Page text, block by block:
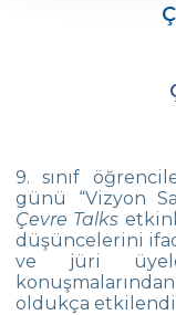
Ergenlerde
Çevre Lisesi
Edebiyat
Çevre
Lisesi
Gezisinde!
9. sınıf
günü “Vizyon
Çevre Talks
düşüncelerini
ve jüri
oldukça